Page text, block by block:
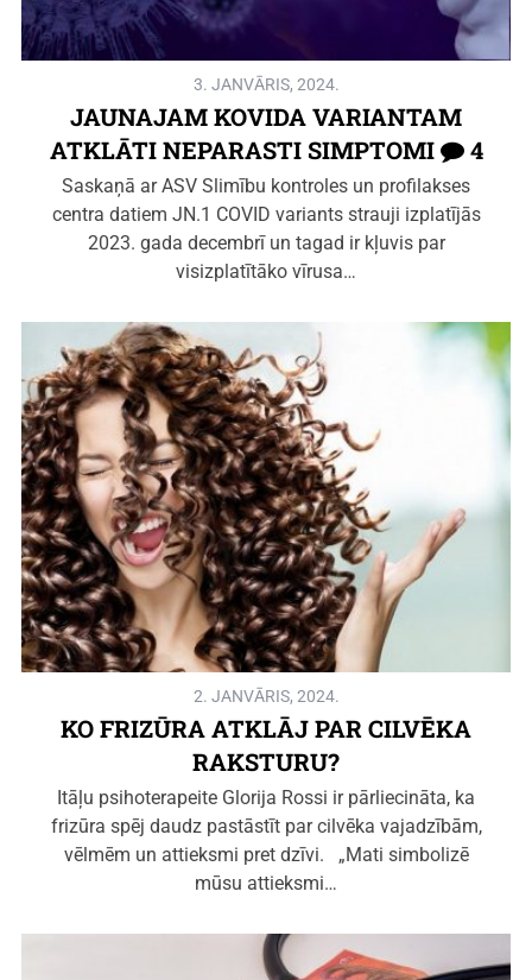
3. JANVĀRIS, 2024.
JAUNAJAM KOVIDA VARIANTAM
ATKLĀTI NEPARASTI SIMPTOMI
4
Saskaņā ar ASV Slimību kontroles un profilakses
centra datiem JN.1 COVID variants strauji izplatījās
2023. gada decembrī un tagad ir kļuvis par
visizplatītāko vīrusa…
2. JANVĀRIS, 2024.
KO FRIZŪRA ATKLĀJ PAR CILVĒKA
RAKSTURU?
Itāļu psihoterapeite Glorija Rossi ir pārliecināta, ka
frizūra spēj daudz pastāstīt par cilvēka vajadzībām,
vēlmēm un attieksmi pret dzīvi. „Mati simbolizē
mūsu attieksmi…